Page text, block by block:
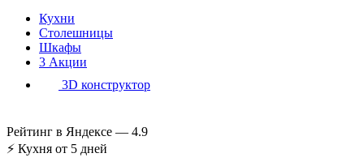
Кухни
Столешницы
Шкафы
3 Акции
3D конструктор
Рейтинг в Яндексе — 4.9
⚡ Кухня от 5 дней